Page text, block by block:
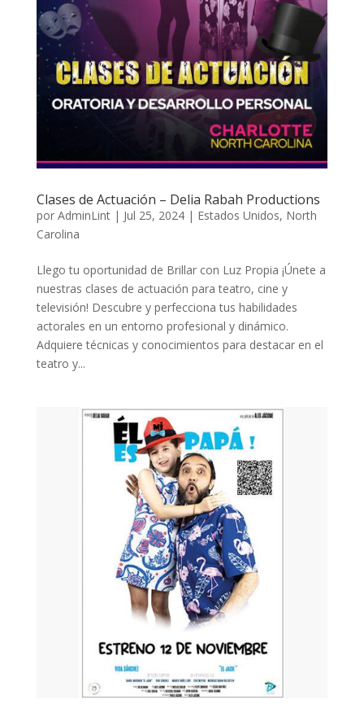
Clases de Actuación – Delia Rabah Productions
por AdminLint| Jul 25, 2024| Estados Unidos, North
Carolina
Llego tu oportunidad de Brillar con Luz Propia ¡Únete a
nuestras clases de actuación para teatro, cine y
televisión! Descubre y perfecciona tus habilidades
actorales en un entorno profesional y dinámico.
Adquiere técnicas y conocimientos para destacar en el
teatro y...